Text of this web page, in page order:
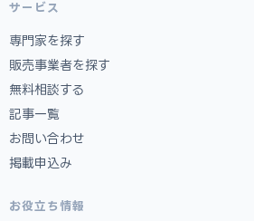
サービス
専門家を探す
販売事業者を探す
無料相談する
記事一覧
お問い合わせ
掲載申込み
お役立ち情報